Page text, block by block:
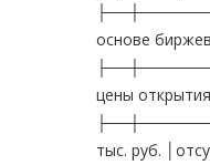
основе
цены
тыс. руб.